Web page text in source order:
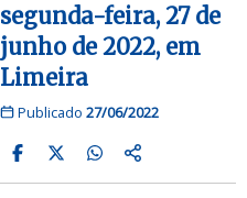
segunda-feira, 27 de
junho de 2022, em
Limeira
Publicado 27/06/2022